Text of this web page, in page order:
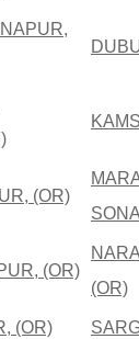
(OR)
(OR)
(OR)
(OR)